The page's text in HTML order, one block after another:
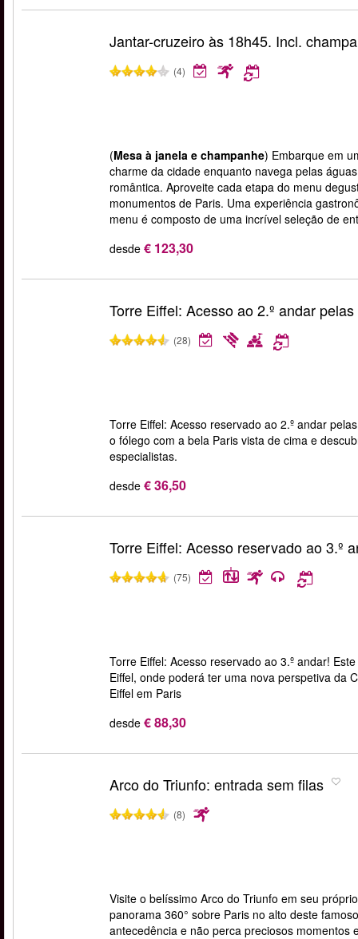
Jantar-cruzeiro às 18h45. Incl.
(4)
(Mesa à janela e champanhe) Embarque em
charme da cidade enquanto navega pelas
romântica. Aproveite cada etapa do menu
monumentos de Paris. Uma experiência
menu é composto de uma incrível seleção de
desde € 123,30
Torre Eiffel: Acesso ao 2.º andar
(28)
Torre Eiffel: Acesso reservado ao 2.º andar
o fólego com a bela Paris vista de cima e
especialistas.
desde € 36,50
Torre Eiffel: Acesso reservado ao 3.º
(75)
Torre Eiffel: Acesso reservado ao 3.º andar!
Eiffel, onde poderá ter uma nova perspetiva da
Eiffel em Paris
desde € 88,30
Arco do Triunfo: entrada sem filas
(8)
Visite o belíssimo Arco do Triunfo em seu
panorama 360° sobre Paris no alto deste
antecedência e não perca preciosos momentos